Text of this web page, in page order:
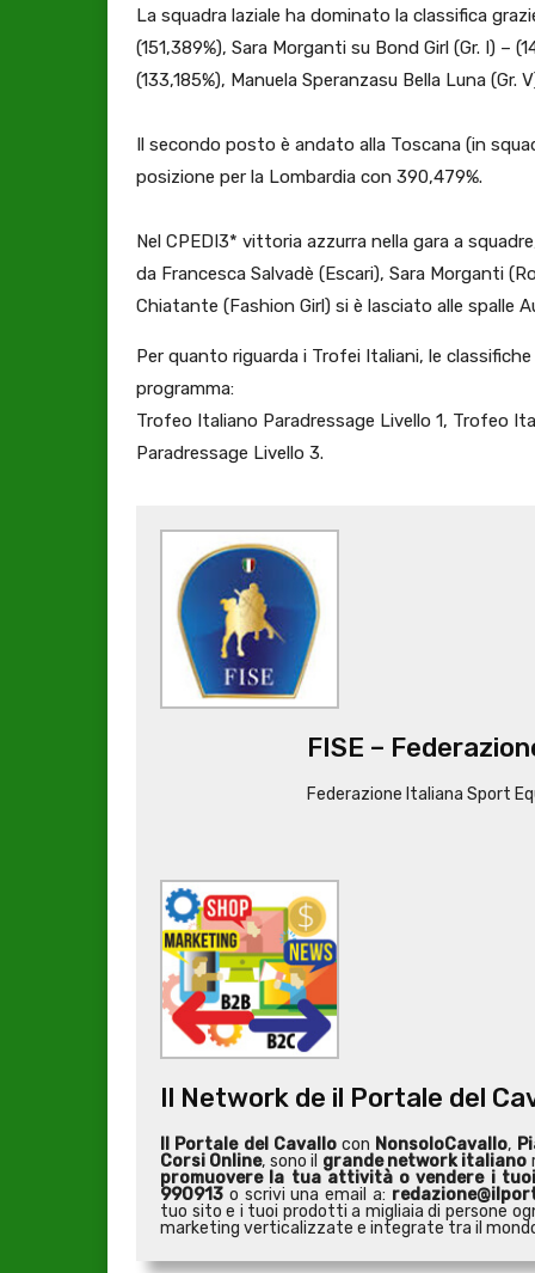
La squadra laziale ha dominato la classifica
(151,389%), Sara Morganti su Bond Girl (Gr. I) –
(133,185%), Manuela Speranzasu Bella Luna (Gr.
Il secondo posto è andato alla Toscana (in
posizione per la Lombardia con 390,479%.
Nel CPEDI3* vittoria azzurra nella gara a
da Francesca Salvadè (Escari), Sara Morganti
Chiatante (Fashion Girl) si è lasciato alle spalle
Per quanto riguarda i Trofei Italiani, le
programma:
Trofeo Italiano Paradressage Livello 1, Trofeo
Paradressage Livello 3.
FISE –
Federazione Italiana Sport
Il Network de il Portale del
Il Portale del Cavallocon NonsoloCavallo,
Corsi Online, sono il grande network italiano
promuovere la tua attività o vendere i
990913 o scrivi una email a:
tuo sito e i tuoi prodotti a migliaia di persone
marketing verticalizzate e integrate tra il